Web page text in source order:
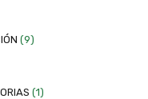
(9)
(1)